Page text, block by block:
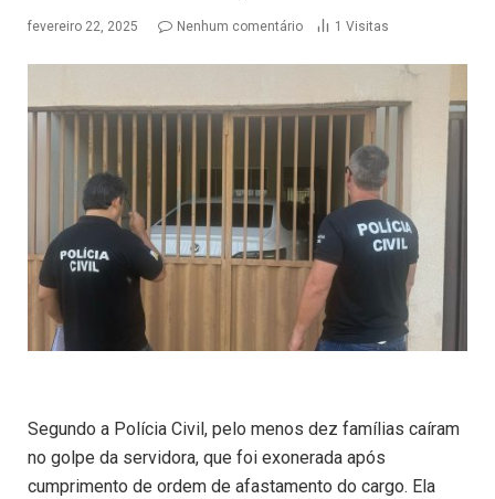
fevereiro 22, 2025 Nenhum comentário 1 Visitas
Segundo a Polícia Civil, pelo menos dez famílias caíram
no golpe da servidora, que foi exonerada após
cumprimento de ordem de afastamento do cargo. Ela